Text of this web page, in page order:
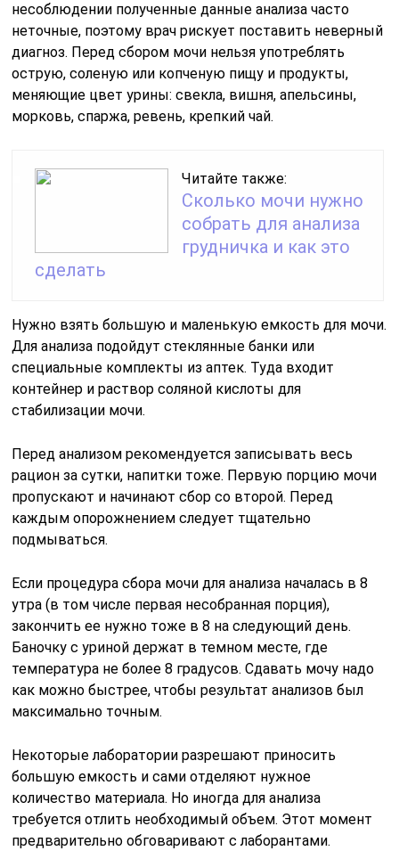
несоблюдении полученные данные анализа часто
неточные, поэтому врач рискует поставить неверный
диагноз. Перед сбором мочи нельзя употреблять
острую, соленую или копченую пищу и продукты,
меняющие цвет урины: свекла, вишня, апельсины,
морковь, спаржа, ревень, крепкий чай.
Читайте также:
Сколько мочи нужно
собрать для анализа
грудничка и как это
сделать
Нужно взять большую и маленькую емкость для мочи.
Для анализа подойдут стеклянные банки или
специальные комплекты из аптек. Туда входит
контейнер и раствор соляной кислоты для
стабилизации мочи.
Перед анализом рекомендуется записывать весь
рацион за сутки, напитки тоже. Первую порцию мочи
пропускают и начинают сбор со второй. Перед
каждым опорожнением следует тщательно
подмываться.
Если процедура сбора мочи для анализа началась в 8
утра (в том числе первая несобранная порция),
закончить ее нужно тоже в 8 на следующий день.
Баночку с уриной держат в темном месте, где
температура не более 8 градусов. Сдавать мочу надо
как можно быстрее, чтобы результат анализов был
максимально точным.
Некоторые лаборатории разрешают приносить
большую емкость и сами отделяют нужное
количество материала. Но иногда для анализа
требуется отлить необходимый объем. Этот момент
предварительно обговаривают с лаборантами.